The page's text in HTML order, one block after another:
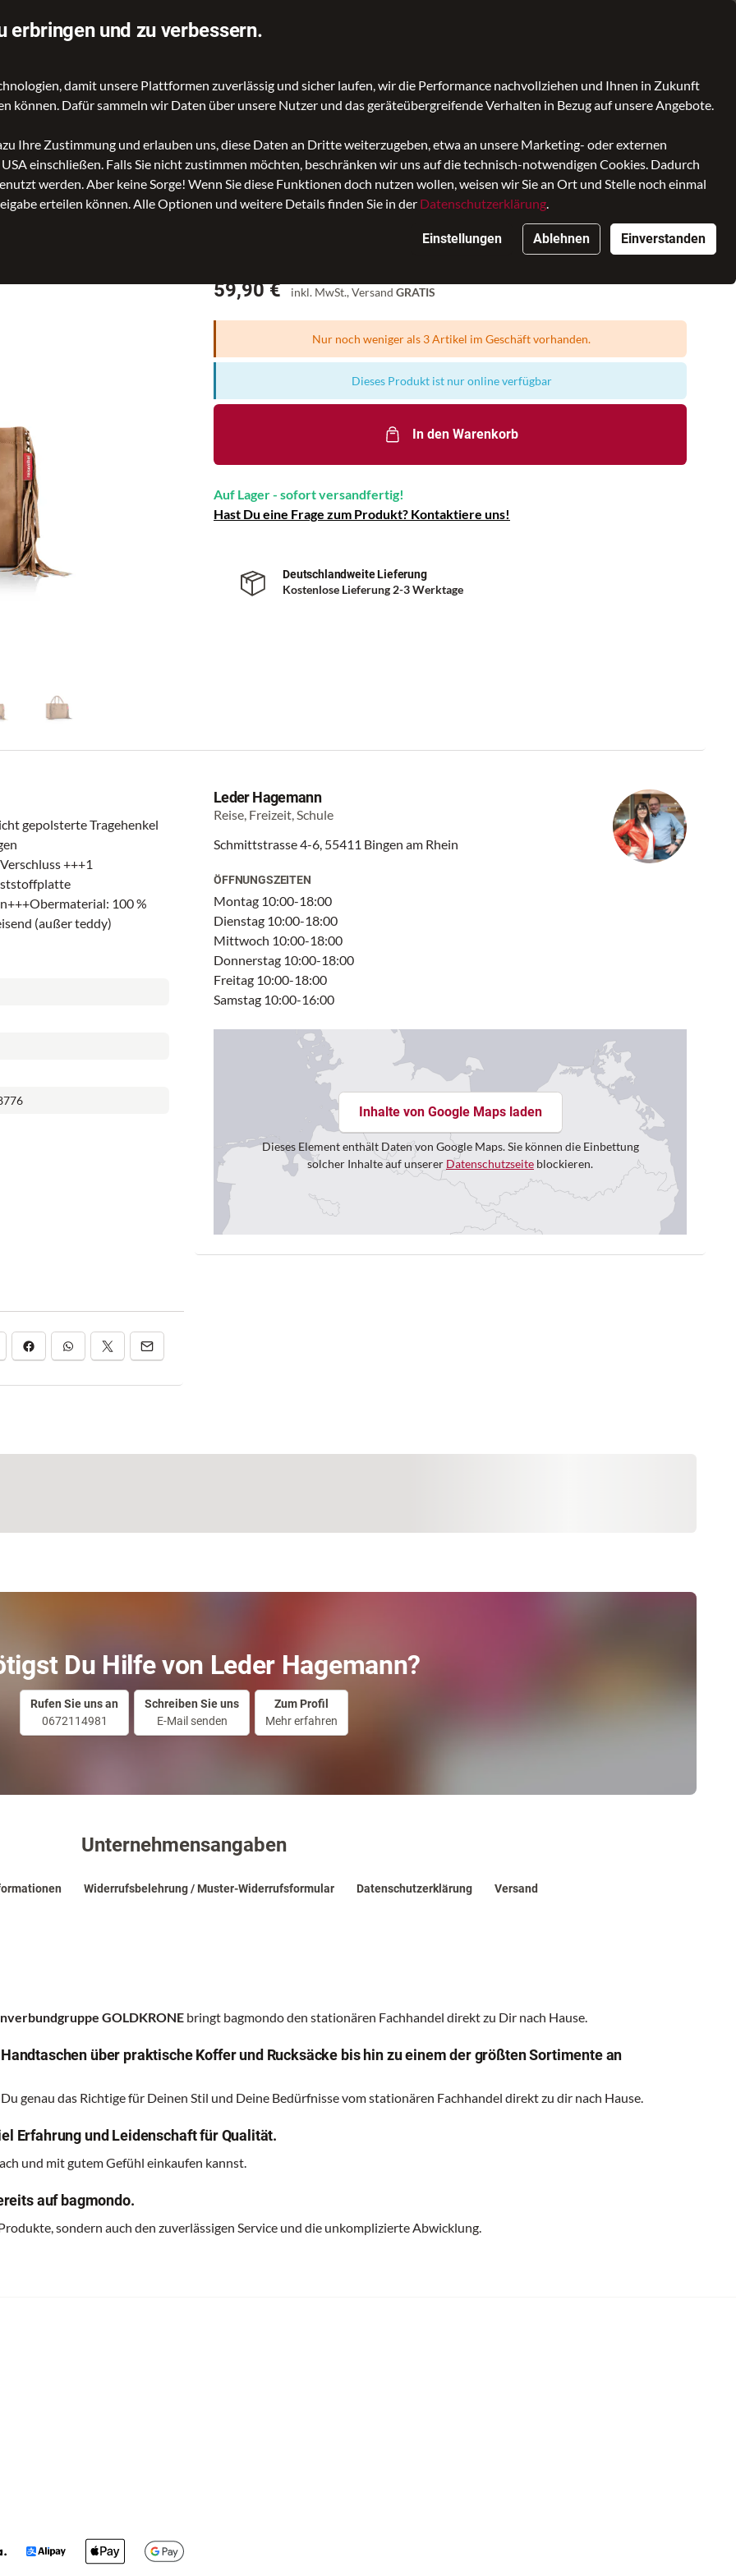
erbringen und zu verbessern.
damit unsere Plattformen zuverlässig und sicher laufen, wir die Performance nachvollziehen und Ihnen in Zukunft
Dafür sammeln wir Daten über unsere Nutzer und das geräteübergreifende Verhalten in Bezug auf unsere Angebote.
Ihre Zustimmung und erlauben uns, diese Daten an Dritte weiterzugeben, etwa an unsere Marketing- oder externen
einschließen. Falls Sie nicht zustimmen möchten, beschränken wir uns auf die technisch-notwendigen Cookies. Dadurch
werden. Aber keine Sorge! Wenn Sie diese Funktionen doch nutzen wollen, weisen wir Sie an Ort und Stelle noch einmal
erteilen können. Alle Optionen und weitere Details finden Sie in der Datenschutzerklärung.
Einstellungen Ablehnen Einverstanden
daily shopper XS western
Preis
59,90 € inkl. MwSt., Versand GRATIS
Nur noch weniger als 3 Artikel im Geschäft vorhanden.
Dieses Produkt ist nur online verfügbar
In den Warenkorb
Auf Lager - sofort versandfertig!
Hast Du eine Frage zum Produkt? Kontaktiere uns!
Deutschlandweite Lieferung
Kostenlose Lieferung 2-3 Werktage
gepolsterte Tragehenkel
+++1
100 %
(außer teddy)
Leder Hagemann
Reise, Freizeit, Schule
Schmittstrasse 4-6, 55411 Bingen am Rhein
ÖFFNUNGSZEITEN
Montag 10:00-18:00
Dienstag 10:00-18:00
Mittwoch 10:00-18:00
Donnerstag 10:00-18:00
Freitag 10:00-18:00
Samstag 10:00-16:00
Inhalte von Google Maps laden
Dieses Element enthält Daten von Google Maps. Sie können die Einbettung
solcher Inhalte auf unserer Datenschutzseite blockieren.
Du Hilfe von Leder Hagemann?
Rufen Sie uns an
0672114981
Schreiben Sie uns
E-Mail senden
Zum Profil
Mehr erfahren
Unternehmensangaben
Widerrufsbelehrung / Muster-Widerrufsformular Datenschutzerklärung Versand
GOLDKRONE bringt bagmondo den stationären Fachhandel direkt zu Dir nach Hause.
über praktische Koffer und Rucksäcke bis hin zu einem der größten Sortimente an
genau das Richtige für Deinen Stil und Deine Bedürfnisse vom stationären Fachhandel direkt zu dir nach Hause.
Erfahrung und Leidenschaft für Qualität.
und mit gutem Gefühl einkaufen kannst.
auf bagmondo.
sondern auch den zuverlässigen Service und die unkomplizierte Abwicklung.